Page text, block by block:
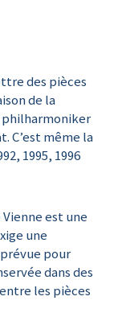
des pièces
de la
philharmoniker
C’est même la
1995, 1996
est une
une
pour
dans des
les pièces